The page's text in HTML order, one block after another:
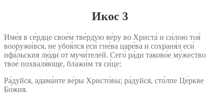
Икос 3
Име́я в се́рдце свое́м тве́рдую ве́ру во Христа́ и си́лою тоя́
вооружи́вся, не убоя́лся еси́ гне́ва царе́ва и сохраня́л еси́
ифа́льския лю́ди от мучи́телей. Сего́ ра́ди таково́е му́жество
твое́ похваля́юще, блажи́м тя си́це:
Ра́дуйся, адама́нте ве́ры Христо́вы; ра́дуйся, сто́лпе Це́ркве
Бо́жия.